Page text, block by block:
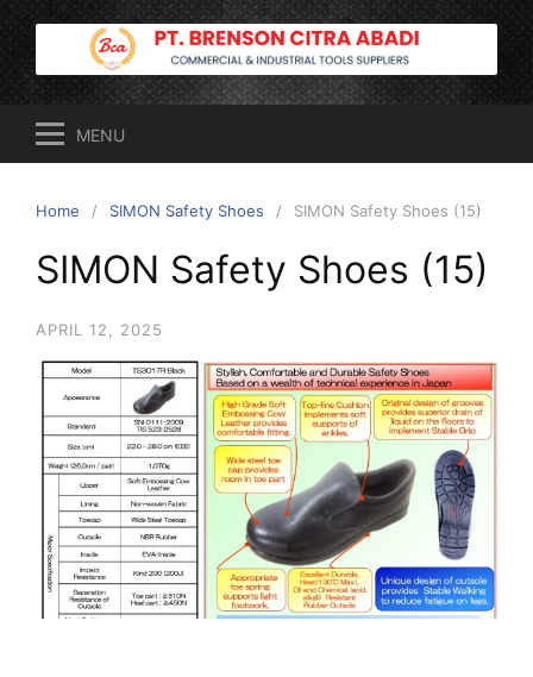
Skip
to
content
MENU
Home SIMON Safety Shoes SIMON Safety Shoes (15)
SIMON Safety Shoes (15)
APRIL 12, 2025